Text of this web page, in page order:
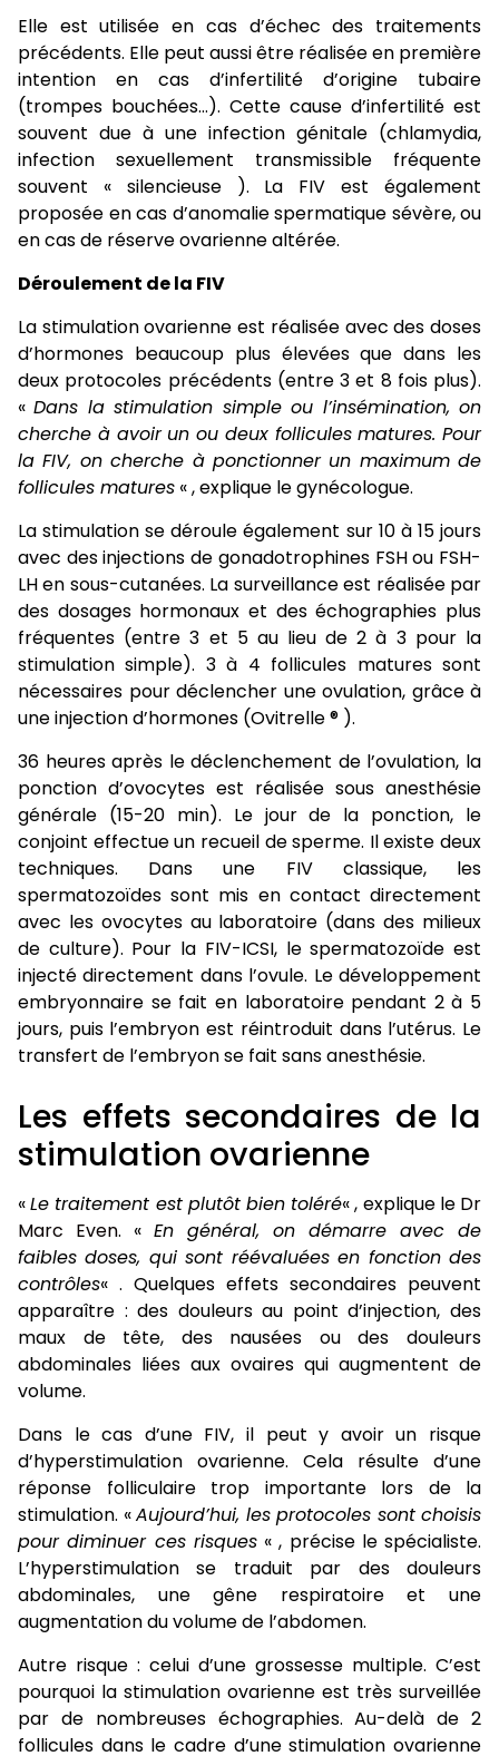
Elle est utilisée en cas d’échec des traitements
précédents. Elle peut aussi être réalisée en première
intention en cas d’infertilité d’origine tubaire
(trompes bouchées…). Cette cause d’infertilité est
souvent due à une infection génitale (chlamydia,
infection sexuellement transmissible fréquente
souvent « silencieuse ). La FIV est également
proposée en cas d’anomalie spermatique sévère, ou
en cas de réserve ovarienne altérée.
Déroulement de la FIV
La stimulation ovarienne est réalisée avec des doses
d’hormones beaucoup plus élevées que dans les
deux protocoles précédents (entre 3 et 8 fois plus).
«Dans la stimulation simple ou l’insémination, on
cherche à avoir un ou deux follicules matures. Pour
la FIV, on cherche à ponctionner un maximum de
follicules matures « , explique le gynécologue.
La stimulation se déroule également sur 10 à 15 jours
avec des injections de gonadotrophines FSH ou FSH-
LH en sous-cutanées. La surveillance est réalisée par
des dosages hormonaux et des échographies plus
fréquentes (entre 3 et 5 au lieu de 2 à 3 pour la
stimulation simple). 3 à 4 follicules matures sont
nécessaires pour déclencher une ovulation, grâce à
une injection d’hormones (Ovitrelle ® ).
36 heures après le déclenchement de l’ovulation, la
ponction d’ovocytes est réalisée sous anesthésie
générale (15-20 min). Le jour de la ponction, le
conjoint effectue un recueil de sperme. Il existe deux
techniques. Dans une FIV classique, les
spermatozoïdes sont mis en contact directement
avec les ovocytes au laboratoire (dans des milieux
de culture). Pour la FIV-ICSI, le spermatozoïde est
injecté directement dans l’ovule. Le développement
embryonnaire se fait en laboratoire pendant 2 à 5
jours, puis l’embryon est réintroduit dans l’utérus. Le
transfert de l’embryon se fait sans anesthésie.
Les effets secondaires de la
stimulation ovarienne
«Le traitement est plutôt bien toléré« , explique le Dr
Marc Even. « En général, on démarre avec de
faibles doses, qui sont réévaluées en fonction des
contrôles« . Quelques effets secondaires peuvent
apparaître : des douleurs au point d’injection, des
maux de tête, des nausées ou des douleurs
abdominales liées aux ovaires qui augmentent de
volume.
Dans le cas d’une FIV, il peut y avoir un risque
d’hyperstimulation ovarienne. Cela résulte d’une
réponse folliculaire trop importante lors de la
stimulation. «Aujourd’hui, les protocoles sont choisis
pour diminuer ces risques« , précise le spécialiste.
L’hyperstimulation se traduit par des douleurs
abdominales, une gêne respiratoire et une
augmentation du volume de l’abdomen.
Autre risque : celui d’une grossesse multiple. C’est
pourquoi la stimulation ovarienne est très surveillée
par de nombreuses échographies. Au-delà de 2
follicules dans le cadre d’une stimulation ovarienne